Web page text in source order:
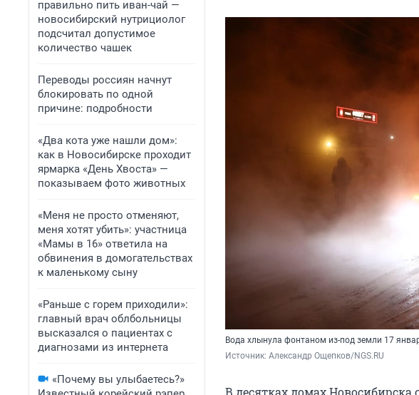
правильно пить иван-чай —
новосибирский нутрициолог
подсчитал допустимое
количество чашек
Переводы россиян начнут
блокировать по одной
причине: подробности
«Два кота уже нашли дом»:
как в Новосибирске проходит
ярмарка «День Хвоста» —
показываем фото животных
«Меня не просто отменяют,
меня хотят убить»: участница
«Мамы в 16» ответила на
обвинения в домогательствах
к маленькому сыну
«Раньше с горем приходили»:
главный врач облбольницы
высказался о пациентах с
диагнозами из интернета
«Почему вы улыбаетесь?»
Вода хлынула фонтаном из-под земли 17
Источник: Александр Ощепков/NGS.RU
В десятках домах